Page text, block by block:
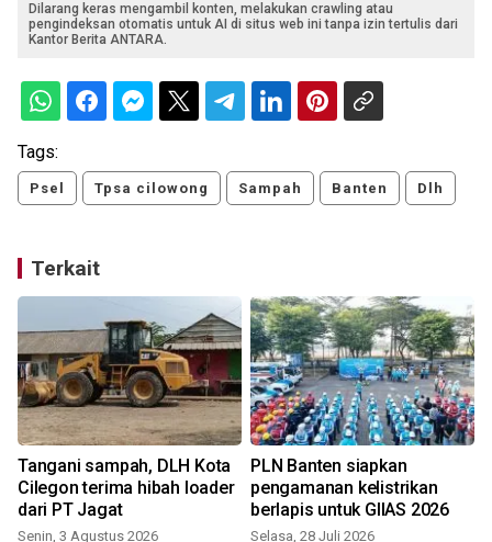
Dilarang keras mengambil konten, melakukan crawling atau
pengindeksan otomatis untuk AI di situs web ini tanpa izin tertulis dari
Kantor Berita ANTARA.
Tags:
Psel Tpsa cilowong Sampah Banten Dlh
Terkait
Tangani sampah, DLH Kota
Cilegon terima hibah loader
dari PT Jagat
Senin, 3 Agustus 2026
PLN Banten siapkan
pengamanan kelistrikan
berlapis untuk GIIAS 2026
Selasa, 28 Juli 2026